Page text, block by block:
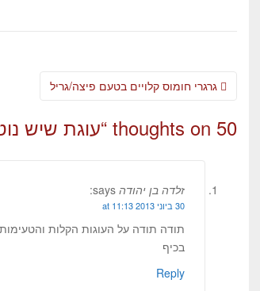
50 thoughts on “ עוגת שיש
זלדה בן יהודה says:
30 ביוני 2013 at 11:13
תודה תודה על העוגות הקלות
בכיף
Reply